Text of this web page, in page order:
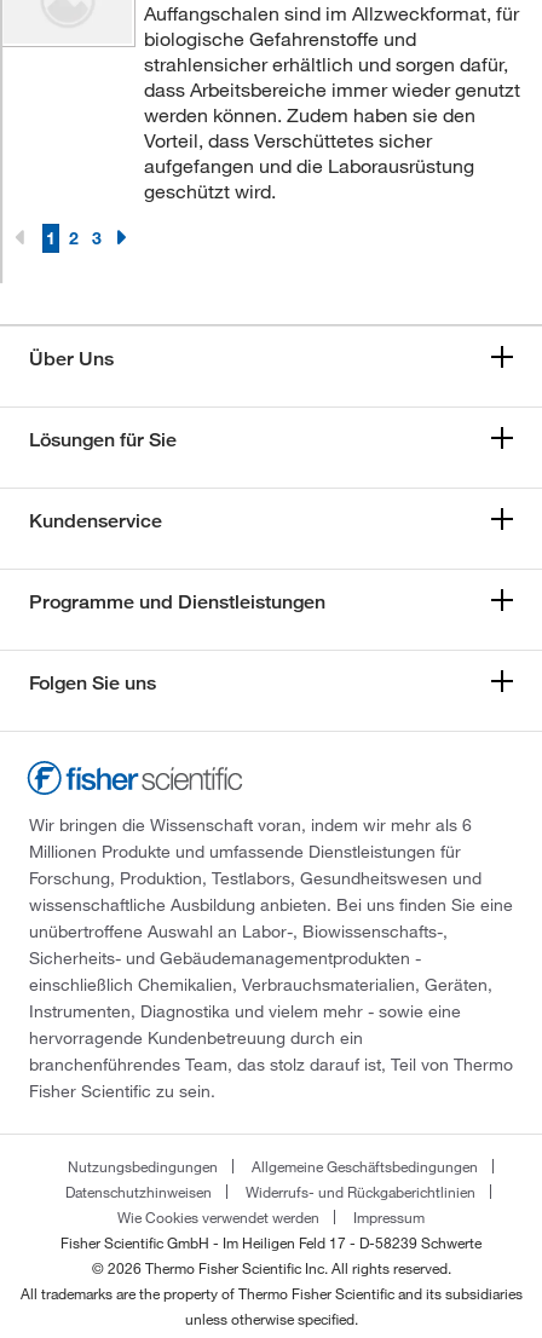
Auffangschalen sind im Allzweckformat, für
biologische Gefahrenstoffe und
strahlensicher erhältlich und sorgen dafür,
dass Arbeitsbereiche immer wieder genutzt
werden können. Zudem haben sie den
Vorteil, dass Verschüttetes sicher
aufgefangen und die Laborausrüstung
geschützt wird.
1 2 3
Über Uns
Lösungen für Sie
Kundenservice
Programme und Dienstleistungen
Folgen Sie uns
Wir bringen die Wissenschaft voran, indem wir mehr als 6
Millionen Produkte und umfassende Dienstleistungen für
Forschung, Produktion, Testlabors, Gesundheitswesen und
wissenschaftliche Ausbildung anbieten. Bei uns finden Sie eine
unübertroffene Auswahl an Labor-, Biowissenschafts-,
Sicherheits- und Gebäudemanagementprodukten -
einschließlich Chemikalien, Verbrauchsmaterialien, Geräten,
Instrumenten, Diagnostika und vielem mehr - sowie eine
hervorragende Kundenbetreuung durch ein
branchenführendes Team, das stolz darauf ist, Teil von Thermo
Fisher Scientific zu sein.
Nutzungsbedingungen
Allgemeine Geschäftsbedingungen
Datenschutzhinweisen
Widerrufs- und Rückgaberichtlinien
Wie Cookies verwendet werden
Impressum
Fisher Scientific GmbH - Im Heiligen Feld 17 - D-58239 Schwerte
© 2026 Thermo Fisher Scientific Inc. All rights reserved.
All trademarks are the property of Thermo Fisher Scientific and its subsidiaries
unless otherwise specified.